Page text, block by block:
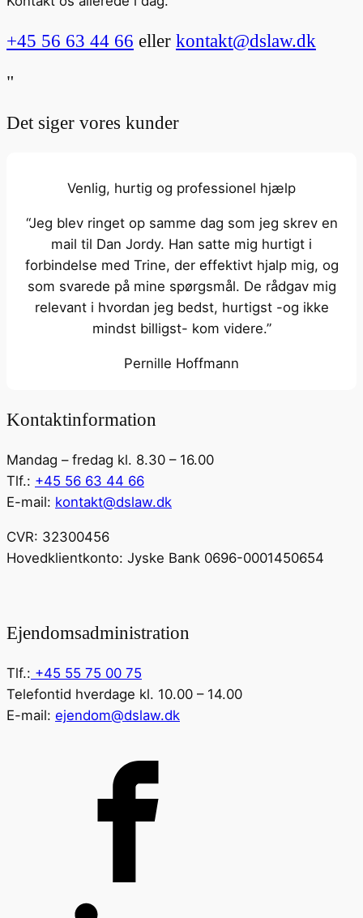
+45 56 63 44 66 eller kontakt@dslaw.dk
"
Det siger vores kunder
Venlig, hurtig og professionel hjælp
“Jeg blev ringet op samme dag som jeg skrev en
mail til Dan Jordy. Han satte mig hurtigt i
forbindelse med Trine, der effektivt hjalp mig, og
som svarede på mine spørgsmål. De rådgav mig
relevant i hvordan jeg bedst, hurtigst -og ikke
mindst billigst- kom videre.”
Pernille Hoffmann
Kontaktinformation
Mandag – fredag kl. 8.30 – 16.00
Tlf.: +45 56 63 44 66
E-mail: kontakt@dslaw.dk
CVR: 32300456
Hovedklientkonto: Jyske Bank 0696-0001450654
Ejendomsadministration
Tlf.: +45 55 75 00 75
Telefontid hverdage kl. 10.00 – 14.00
E-mail: ejendom@dslaw.dk